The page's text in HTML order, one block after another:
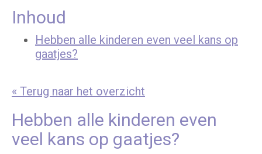
Inhoud
Hebben alle kinderen even veel kans op
gaatjes?
« Terug naar het overzicht
Hebben alle kinderen even
veel kans op gaatjes?